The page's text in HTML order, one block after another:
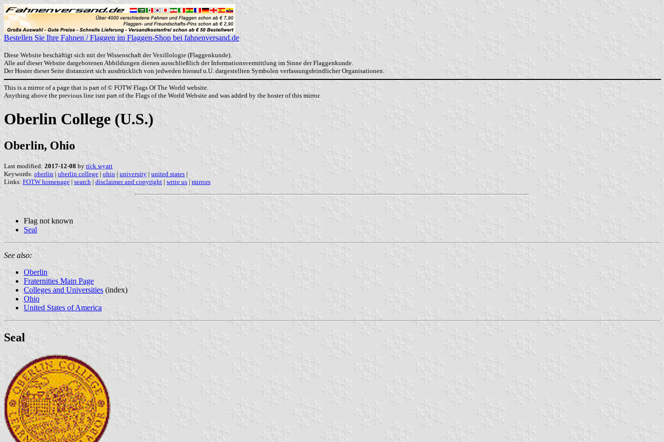
Bestellen Sie Ihre Fahnen / Flaggen im Flaggen-Shop bei fahnenversand.de
Diese Website beschäftigt sich mit der Wissenschaft der Vexillologie (Flaggenkunde).
Alle auf dieser Website dargebotenen Abbildungen dienen ausschließlich der Informationsvermittlung im Sinne der Flaggenkunde.
Der Hoster dieser Seite distanziert sich ausdrücklich von jedweden hierauf u.U. dargestellten Symbolen verfassungsfeindlicher Organisationen.
This is a mirror of a page that is part of © FOTW Flags Of The World website.
Anything above the previous line isnt part of the Flags of the World Website and was added by the hoster of this mirror.
Oberlin College (U.S.)
Oberlin, Ohio
Last modified: 2017-12-08 by rick wyatt
Keywords: oberlin | oberlin college | ohio | university | united states |
Links: FOTW homepage | search | disclaimer and copyright | write us | mirrors
Flag not known
Seal
See also:
Oberlin
Fraternities Main Page
Colleges and Universities (index)
Ohio
United States of America
Seal